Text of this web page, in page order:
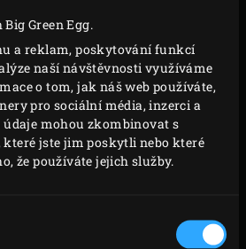
Green Egg.
a reklam, poskytování funkcí
naší návštěvnosti využíváme
o tom, jak náš web používáte,
pro sociální média, inzerci a
mohou zkombinovat s
jste jim poskytli nebo které
že používáte jejich služby.
výzkum dřevěného uhlí.
TRVAL ŘADU
LET
neznamená, že každé dřevěné uhlí